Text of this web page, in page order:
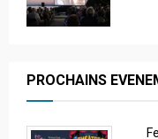
PROCHAINS